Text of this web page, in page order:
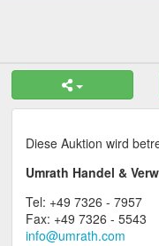
Diese Auktion wird
Umrath Handel &
Tel: +49 7326 - 7957
Fax: +49 7326 - 5543
info@umrath.com